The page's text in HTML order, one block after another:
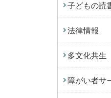
子どもの読
法律情報
多文化共生
障がい者サ